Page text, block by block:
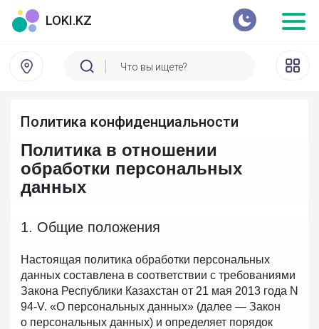
LOKI.KZ
Политика конфиденциальности
Политика в отношении
обработки персональных
данных
1. Общие положения
Настоящая политика обработки персональных
данных составлена в соответствии с требованиями
Закона Республики Казахстан от 21 мая 2013 года N
94-V. «О персональных данных» (далее — Закон
о персональных данных) и определяет порядок